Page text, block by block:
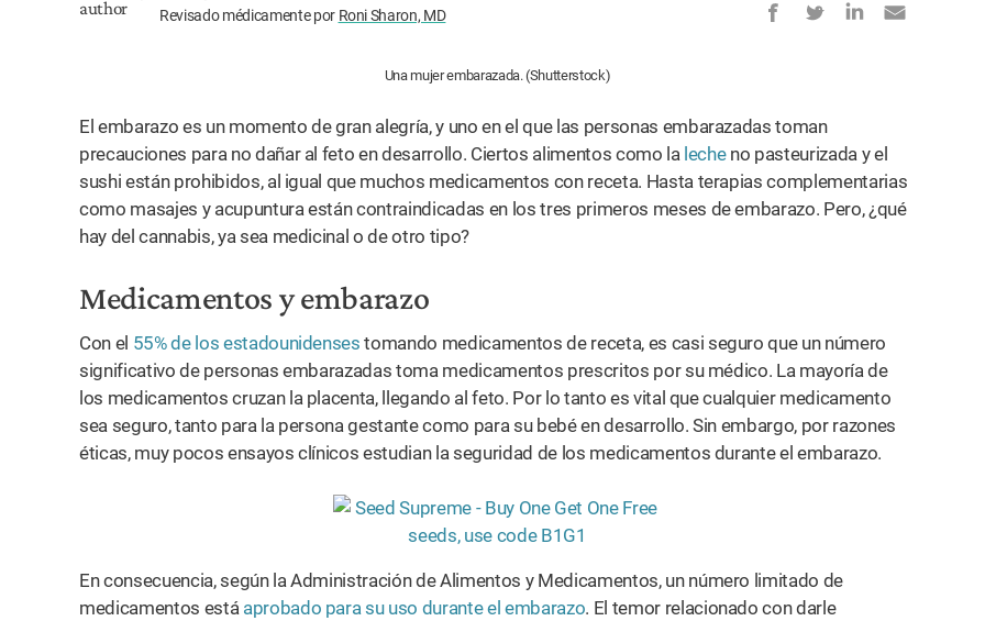
Revisado médicamente por Roni Sharon, MD
Una mujer embarazada. (Shutterstock)
El embarazo es un momento de gran alegría, y uno en el que las personas embarazadas toman
precauciones para no dañar al feto en desarrollo. Ciertos alimentos como la lecheno pasteurizada y el
sushi están prohibidos, al igual que muchos medicamentos con receta. Hasta terapias complementarias
como masajes y acupuntura están contraindicadas en los tres primeros meses de embarazo. Pero, ¿qué
hay del cannabis, ya sea medicinal o de otro tipo?
Medicamentos y embarazo
Con el 55% de los estadounidenses tomando medicamentos de receta, es casi seguro que un número
significativo de personas embarazadas toma medicamentos prescritos por su médico. La mayoría de
los medicamentos cruzan la placenta, llegando al feto. Por lo tanto es vital que cualquier medicamento
sea seguro, tanto para la persona gestante como para su bebé en desarrollo. Sin embargo, por razones
éticas, muy pocos ensayos clínicos estudian la seguridad de los medicamentos durante el embarazo.
En consecuencia, según la Administración de Alimentos y Medicamentos, un número limitado de
medicamentos está aprobado para su uso durante el embarazo. El temor relacionado con darle